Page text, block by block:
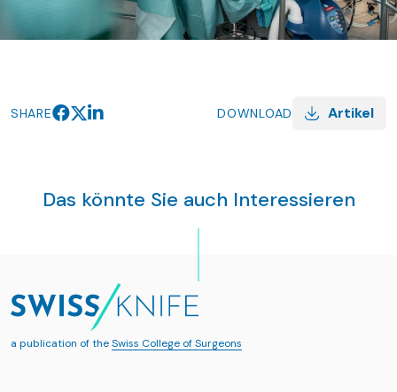
SHARE DOWNLOAD Artikel
Das könnte Sie auch Interessieren
a publication of theSwiss College of Surgeons